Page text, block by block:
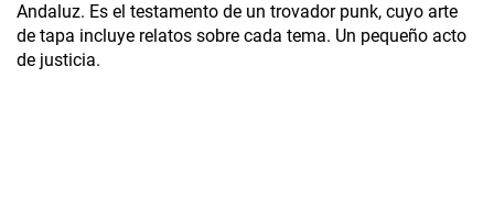
Andaluz. Es el testamento de un trovador punk, cuyo arte
de tapa incluye relatos sobre cada tema. Un pequeño acto
de justicia.